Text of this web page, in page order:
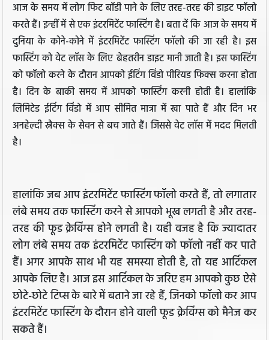
आज के समय में लोग फिट बॉडी पाने के लिए तरह-तरह की डाइट फॉलो
करते हैं। इन्हीं में से एक इंटरमिटेंट फास्टिंग है। बता दें कि आज के समय में
दुनिया के कोने-कोने में इंटरमिटेंट फास्टिंग फॉलो की जा रही है। इस
फास्टिंग को वेट लॉस के लिए बेहतरीन डाइट मानी जाती है। इस फास्टिंग
को फॉलो करने के दौरान आपको ईटिंग विंडो पीरियड फिक्स करना होता
है। दिन के बाकी समय में आपको फास्टिंग करनी होती है। हालांकि
लिमिटेड ईटिंग विंडो में आप सीमित मात्रा में खा पाते हैं और दिन भर
अनहेल्दी स्नैक्स के सेवन से बच जाते हैं। जिससे वेट लॉस में मदद मिलती
है।
हालांकि जब आप इंटरमिटेंट फास्टिंग फॉलो करते हैं, तो लगातार
लंबे समय तक फास्टिंग करने से आपको भूख लगती है और तरह-
तरह की फूड क्रेविंग्स होने लगती है। यही वजह है कि ज्यादातर
लोग लंबे समय तक इंटरमिटेंट फास्टिंग को फॉलो नहीं कर पाते
हैं। अगर आपके साथ भी यह समस्या होती है, तो यह आर्टिकल
आपके लिए है। आज इस आर्टिकल के जरिए हम आपको कुछ ऐसे
छोटे-छोटे टिप्स के बारे में बताने जा रहे हैं, जिनको फॉलो कर आप
इंटरमिटेंट फास्टिंग के दौरान होने वाली फूड क्रेविंग्स को मैनेज कर
सकते हैं।